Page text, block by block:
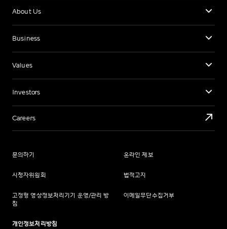
About Us
Business
Values
Investors
Careers
문의하기 온라인 제보
시청자위원회 법적고지
고정형 영상정보처리기기 운영/관리 방
침
이메일무단수집거부
개인정보처리방침